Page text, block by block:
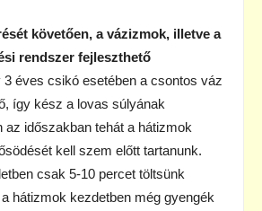
követően, a vázizmok, illetve a
rendszer fejleszthető
3 éves csikó esetében a csontos váz
így kész a lovas súlyának
az időszakban tehát a hátizmok
kell szem előtt tartanunk.
csak 5-10 percet töltsünk
hátizmok kezdetben még gyengék